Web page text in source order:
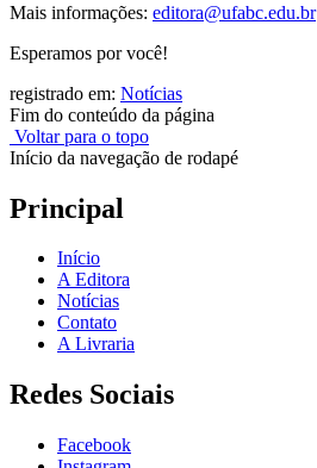
Mais informações: editora@ufabc.edu.br
Esperamos por você!
registrado em: Notícias
Fim do conteúdo da página
Voltar para o topo
Início da navegação de rodapé
Principal
Início
A Editora
Notícias
Contato
A Livraria
Redes Sociais
Facebook